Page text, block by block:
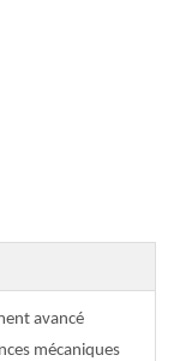
avancé
mécaniques